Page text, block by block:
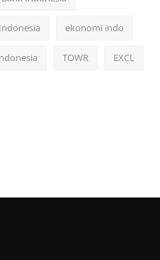
ekonomi indo
TOWR EXCL